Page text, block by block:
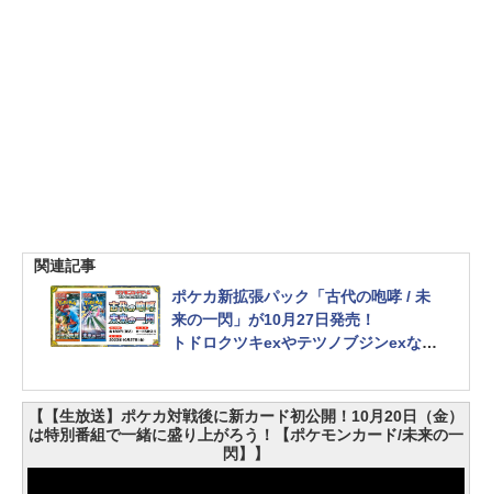
関連記事
ポケカ新拡張パック「古代の咆哮 / 未
来の一閃」が10月27日発売！
トドロクツキexやテツノブジンexなど
【【生放送】ポケカ対戦後に新カード初公開！10月20日（金）
は特別番組で一緒に盛り上がろう！【ポケモンカード/未来の一
閃】】